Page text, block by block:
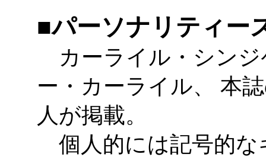
■パーソナリティー
カーライル・シンジ
ー・カーライル、 本
人が掲載。
個人的には記号的な